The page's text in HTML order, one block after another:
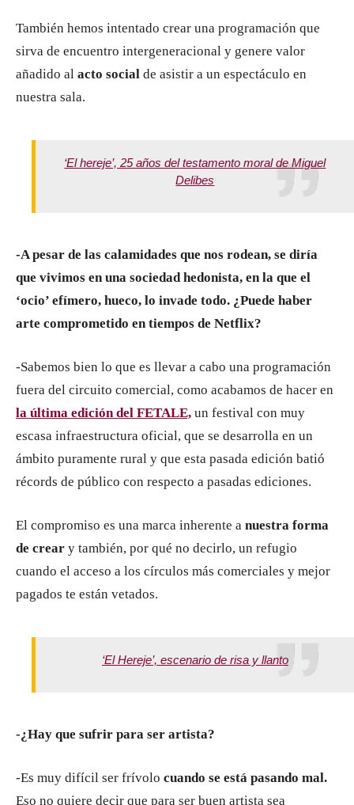
También hemos intentado crear una programación que
sirva de encuentro intergeneracional y genere valor
añadido al acto social de asistir a un espectáculo en
nuestra sala.
‘El hereje’, 25 años del testamento moral de Miguel
Delibes
-A pesar de las calamidades que nos rodean, se diría
que vivimos en una sociedad hedonista, en la que el
‘ocio’ efímero, hueco, lo invade todo. ¿Puede haber
arte comprometido en tiempos de Netflix?
-Sabemos bien lo que es llevar a cabo una programación
fuera del circuito comercial, como acabamos de hacer en
la última edición del FETALE, un festival con muy
escasa infraestructura oficial, que se desarrolla en un
ámbito puramente rural y que esta pasada edición batió
récords de público con respecto a pasadas ediciones.
El compromiso es una marca inherente a nuestra forma
de crear y también, por qué no decirlo, un refugio
cuando el acceso a los círculos más comerciales y mejor
pagados te están vetados.
‘El Hereje’, escenario de risa y llanto
-¿Hay que sufrir para ser artista?
-Es muy difícil ser frívolo cuando se está pasando mal.
Eso no quiere decir que para ser buen artista sea